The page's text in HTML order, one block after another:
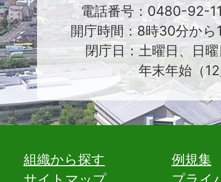
電話番号：0480-92-
開庁時間：8時30分から
閉庁日：土曜日、日
年末年始（
組織から探す
例規集